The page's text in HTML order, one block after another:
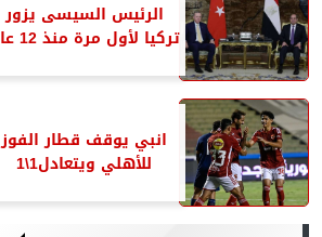
الرئيس السيسى يزور
تركيا لأول مرة منذ 12 عام
انبي يوقف قطار الفوز
للأهلي ويتعادل1\1